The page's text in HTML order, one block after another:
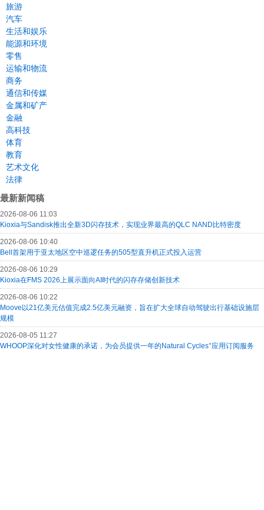
旅游
汽车
生活和娱乐
能源和环境
零售
运输和物流
商务
通信和传媒
金属和矿产
金融
高科技
体育
教育
艺术文化
法律
最新新闻稿
2026-08-06 11:03
Kioxia与Sandisk推出全新3D闪存技术，实现业界最高的QLC NAND比特密度
2026-08-06 10:40
Bell首架用于亚太地区空中巡逻任务的505型直升机正式投入运营
2026-08-06 10:29
Kioxia在FMS 2026上展示面向AI时代的闪存存储创新技术
2026-08-06 10:22
Moove以21亿美元估值完成2.5亿美元融资，旨在扩大全球自动驾驶出行基础设施层
规模
2026-08-05 11:27
WHOOP深化对女性健康的承诺，为会员提供一年的Natural Cycles°应用订阅服务